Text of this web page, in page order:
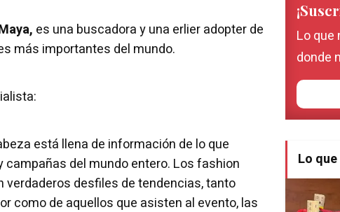
es una buscadora y una erlier adopter de
más importantes del mundo.
está llena de información de lo que
campañas del mundo entero. Los fashion
verdaderos desfiles de tendencias, tanto
como de aquellos que asisten al evento, las
Lo que
donde
Lo